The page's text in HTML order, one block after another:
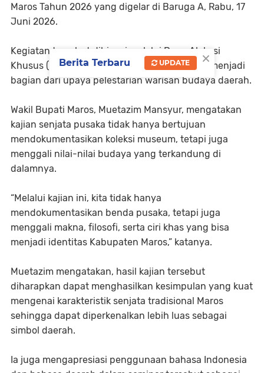
Maros Tahun 2026 yang digelar di Baruga A, Rabu, 17
Juni 2026.
Kegiatan tersebut dibiayai melalui Dana Alokasi
Khusus (DAK) Kementerian Kebudayaan dan menjadi
bagian dari upaya pelestarian warisan budaya daerah.
Wakil Bupati Maros, Muetazim Mansyur, mengatakan
kajian senjata pusaka tidak hanya bertujuan
mendokumentasikan koleksi museum, tetapi juga
menggali nilai-nilai budaya yang terkandung di
dalamnya.
“Melalui kajian ini, kita tidak hanya
mendokumentasikan benda pusaka, tetapi juga
menggali makna, filosofi, serta ciri khas yang bisa
menjadi identitas Kabupaten Maros,” katanya.
Muetazim mengatakan, hasil kajian tersebut
diharapkan dapat menghasilkan kesimpulan yang kuat
mengenai karakteristik senjata tradisional Maros
sehingga dapat diperkenalkan lebih luas sebagai
simbol daerah.
Ia juga mengapresiasi penggunaan bahasa Indonesia
×
Berita Terbaru UPDATE